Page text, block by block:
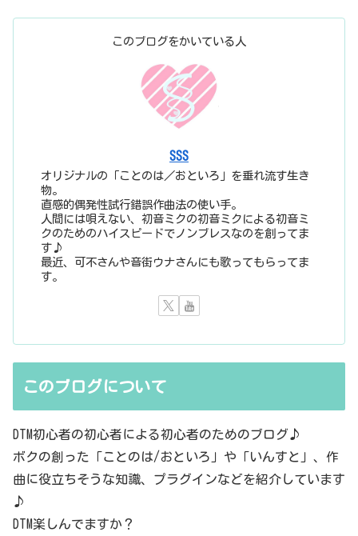
このブログをかいている人
SSS
オリジナルの「ことのは／おといろ」を垂れ流す生き
物。
直感的偶発性試行錯誤作曲法の使い手。
人間には唄えない、初音ミクの初音ミクによる初音ミ
クのためのハイスピードでノンブレスなのを創ってま
す♪
最近、可不さんや音街ウナさんにも歌ってもらってま
す。
このブログについて
DTM初心者の初心者による初心者のためのブログ♪
ボクの創った「ことのは/おといろ」や「いんすと」、作
曲に役立ちそうな知識、プラグインなどを紹介しています
♪
DTM楽しんでますか？